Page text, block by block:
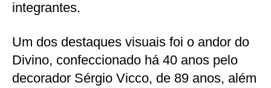
integrantes.
Um dos destaques visuais foi o andor do
Divino, confeccionado há 40 anos pelo
decorador Sérgio Vicco, de 89 anos, além